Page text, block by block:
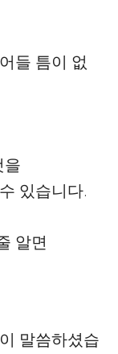
들 틈이 없
을
있습니다.
알면
말씀하셨습